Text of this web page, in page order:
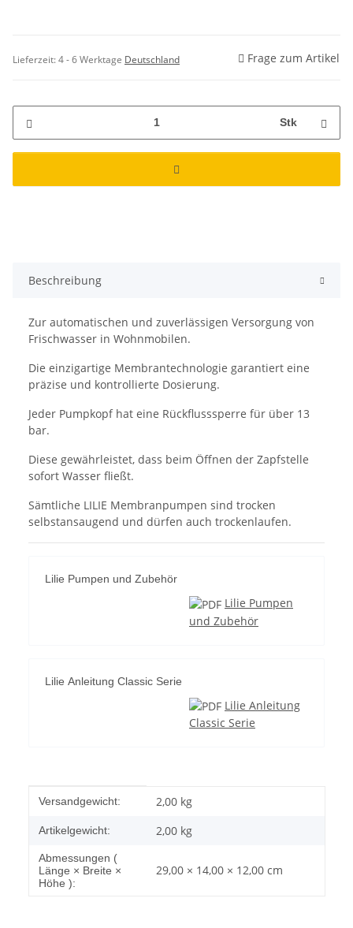
Lieferzeit:4 - 6 Werktage Deutschland Frage zum Artikel
Stk
Beschreibung
Zur automatischen und zuverlässigen Versorgung von
Frischwasser in Wohnmobilen.
Die einzigartige Membrantechnologie garantiert eine
präzise und kontrollierte Dosierung.
Jeder Pumpkopf hat eine Rückflusssperre für über 13
bar.
Diese gewährleistet, dass beim Öffnen der Zapfstelle
sofort Wasser fließt.
Sämtliche LILIE Membranpumpen sind trocken
selbstansaugend und dürfen auch trockenlaufen.
Lilie Pumpen und Zubehör
Lilie Pumpen
und Zubehör
Lilie Anleitung Classic Serie
Lilie Anleitung
Classic Serie
Produkteigenschaft
Wert
Versandgewicht: 2,00 kg
Artikelgewicht: 2,00 kg
Abmessungen (
Länge × Breite ×
Höhe ):
29,00 × 14,00 × 12,00 cm